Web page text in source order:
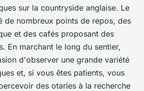
sur la countryside anglaise. Le
de nombreux points de repos, des
et des cafés proposant des
En marchant le long du sentier,
d'observer une grande variété
et, si vous êtes patients, vous
des otaries à la recherche